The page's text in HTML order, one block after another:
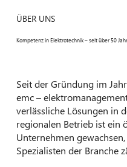
ÜBER UNS
Kompetenz in Elektrotechnik – seit über 50
Seit der Gründung im
emc –
verlässliche Lösungen in
regionalen Betrieb ist ein
Unternehmen
Spezialisten der Branche